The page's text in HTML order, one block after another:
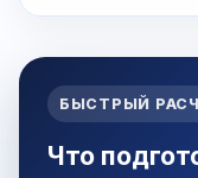
БЫСТРЫЙ
Что